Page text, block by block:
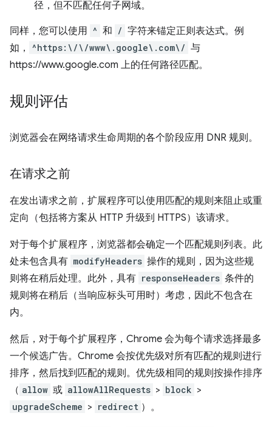
径，但不匹配任何子网域。
同样，您可以使用 ^ 和 / 字符来锚定正则表达式。例
如，
^https:\/\/www\.google\.com\/ 与
https://www.google.com 上的任何路径匹配。
规则评估
浏览器会在网络请求生命周期的各个阶段应用 DNR 规则。
在请求之前
在发出请求之前，扩展程序可以使用匹配的规则来阻止或重
定向（包括将方案从 HTTP 升级到 HTTPS）该请求。
对于每个扩展程序，浏览器都会确定一个匹配规则列表。此
处未包含具有 modifyHeaders 操作的规则，因为这些规
则将在稍后处理。此外，具有 responseHeaders 条件的
规则将在稍后（当响应标头可用时）考虑，因此不包含在
内。
然后，对于每个扩展程序，Chrome 会为每个请求选择最多
一个候选广告。Chrome 会按优先级对所有匹配的规则进行
排序，然后找到匹配的规则。优先级相同的规则按操作排序
（ allow 或 allowAllRequests > block >
upgradeScheme > redirect ）。